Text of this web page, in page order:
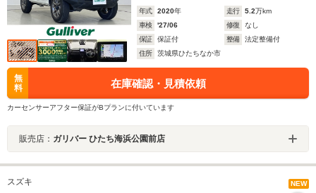
年式 2020年 走行 5.2万km
車検
'27/06 修復
なし
保証
保証付 整備
法定整備付
住所
茨城県ひたちなか市
無
料
在庫確認・見積依頼
カーセンサーアフター保証がBプランに付いています
販売店： ガリバー ひたち海浜公園前店
スズキ NEW